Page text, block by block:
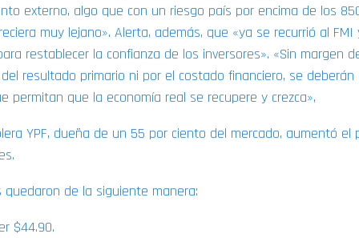
externo, algo que con un riesgo país por encima de los
muy lejano». Alerta, además, que «ya se recurrió al
restablecer la confianza de los inversores». «Sin margen
resultado primario ni por el costado financiero, se deberán
permitan que la economía real se recupere y crezca»,
YPF, dueña de un 55 por ciento del mercado, aumentó el
quedaron de la siguiente manera:
$44.90.